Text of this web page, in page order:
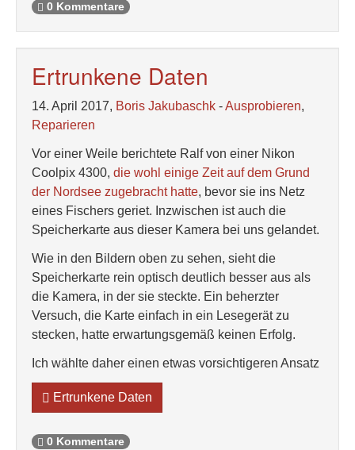
0 Kommentare
Ertrunkene Daten
14. April 2017, Boris Jakubaschk -Ausprobieren,
Reparieren
Vor einer Weile berichtete Ralf von einer Nikon
Coolpix 4300, die wohl einige Zeit auf dem Grund
der Nordsee zugebracht hatte, bevor sie ins Netz
eines Fischers geriet. Inzwischen ist auch die
Speicherkarte aus dieser Kamera bei uns gelandet.
Wie in den Bildern oben zu sehen, sieht die
Speicherkarte rein optisch deutlich besser aus als
die Kamera, in der sie steckte. Ein beherzter
Versuch, die Karte einfach in ein Lesegerät zu
stecken, hatte erwartungsgemäß keinen Erfolg.
Ich wählte daher einen etwas vorsichtigeren Ansatz
Ertrunkene Daten
0 Kommentare